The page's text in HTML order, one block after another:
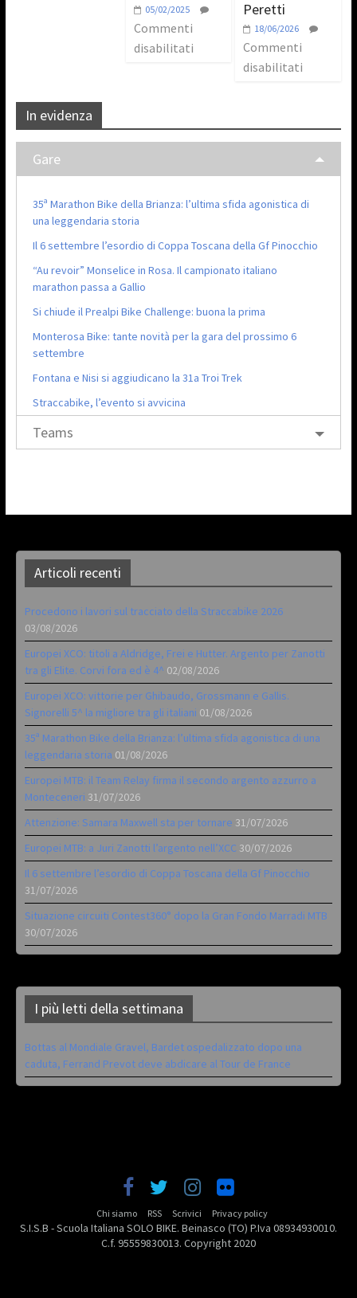
05/02/2025
Commenti
disabilitati
Peretti
18/06/2026
Commenti
disabilitati
In evidenza
Gare
35ª Marathon Bike della Brianza: l’ultima sfida agonistica di
una leggendaria storia
Il 6 settembre l’esordio di Coppa Toscana della Gf Pinocchio
“Au revoir” Monselice in Rosa. Il campionato italiano
marathon passa a Gallio
Si chiude il Prealpi Bike Challenge: buona la prima
Monterosa Bike: tante novità per la gara del prossimo 6
settembre
Fontana e Nisi si aggiudicano la 31a Troi Trek
Straccabike, l’evento si avvicina
Teams
Articoli recenti
Procedono i lavori sul tracciato della Straccabike 2026
03/08/2026
Europei XCO: titoli a Aldridge, Frei e Hutter. Argento per Zanotti
tra gli Elite. Corvi fora ed è 4^ 02/08/2026
Europei XCO: vittorie per Ghibaudo, Grossmann e Gallis.
Signorelli 5^ la migliore tra gli italiani 01/08/2026
35ª Marathon Bike della Brianza: l’ultima sfida agonistica di una
leggendaria storia 01/08/2026
Europei MTB: il Team Relay firma il secondo argento azzurro a
Monteceneri 31/07/2026
Attenzione: Samara Maxwell sta per tornare 31/07/2026
Europei MTB: a Juri Zanotti l’argento nell’XCC 30/07/2026
Il 6 settembre l’esordio di Coppa Toscana della Gf Pinocchio
31/07/2026
Situazione circuiti Contest360° dopo la Gran Fondo Marradi MTB
30/07/2026
I più letti della settimana
Bottas al Mondiale Gravel, Bardet ospedalizzato dopo una
caduta, Ferrand Prevot deve abdicare al Tour de France
Chi siamo RSS Scrivici Privacy policy
S.I.S.B - Scuola Italiana SOLO BIKE. Beinasco (TO) P.Iva 08934930010.
C.f. 95559830013. Copyright 2020